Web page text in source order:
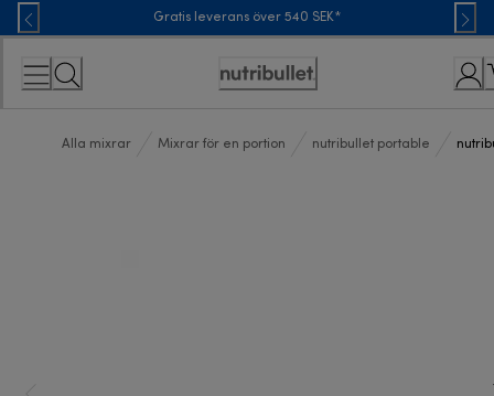
Skip
to
Content
Gratis leverans över 540 SEK*
Accessibility
Alla mixrar Mixrar för en portion nutribullet portable